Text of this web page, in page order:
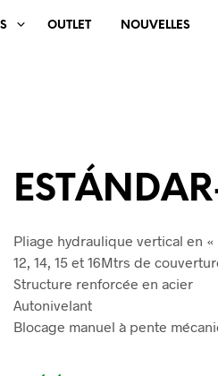
OUTLET NOUVELLES
Pliage hydraulique vertical en «
12, 14, 15 et 16Mtrs de
Structure renforcée en acier
Autonivelant
Blocage manuel à pente